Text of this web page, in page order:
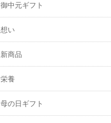
御中元ギフト
想い
新商品
栄養
母の日ギフト